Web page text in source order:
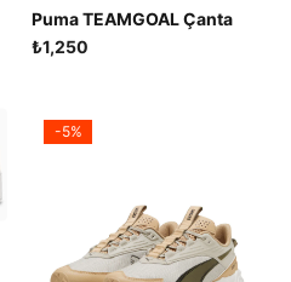
Puma TEAMGOAL Çanta
₺1,250
-5%